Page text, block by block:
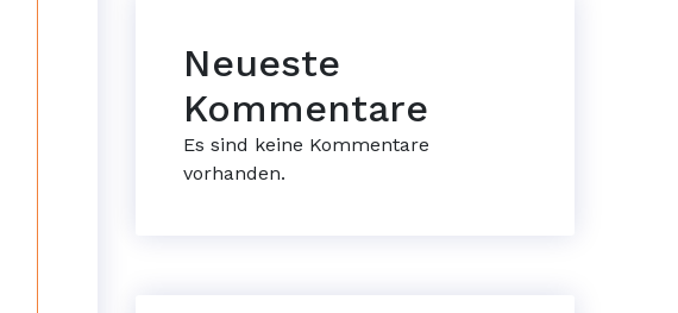
Neueste
Kommentare
Es sind keine Kommentare
vorhanden.